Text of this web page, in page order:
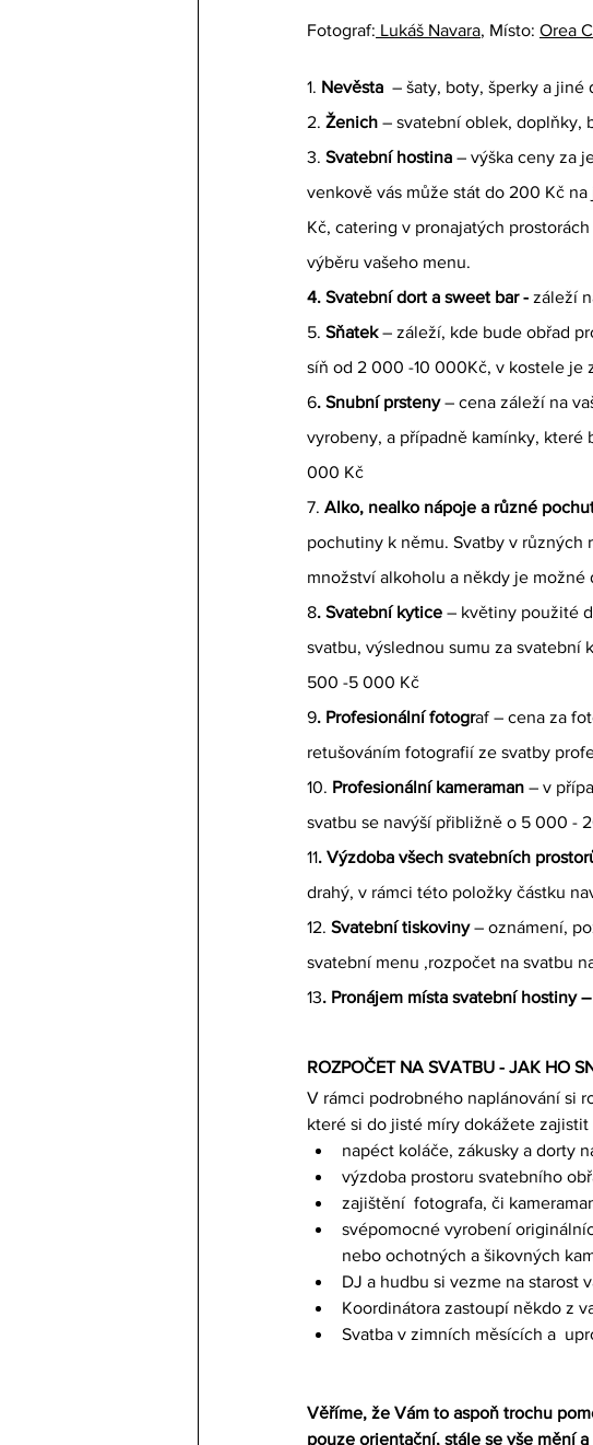
Fotograf: Lukáš Navara, Místo: Orea
1. Nevěsta – šaty, boty, šperky a
2. Ženich – svatební oblek, doplňky,
3. Svatební hostina – výška ceny za
venkově vás může stát do 200 Kč
Kč, catering v pronajatých
výběru vašeho menu.
4. Svatební dort a sweet bar - záleží
5. Sňatek – záleží, kde bude obřad
síň od 2 000 -10 000Kč, v kostele je
6. Snubní prsteny – cena záleží na
vyrobeny, a případně kamínky, které
000 Kč
7. Alko, nealko nápoje a různé
pochutiny k němu. Svatby v různých
množství alkoholu a někdy je
8. Svatební kytice – květiny použité
svatbu, výslednou sumu za svatební
500 -5 000 Kč
9. Profesionální fotograf – cena za
retušováním fotografií ze svatby
10. Profesionální kameraman – v
svatbu se navýší přibližně o 5 000 -
11. Výzdoba všech svatebních
drahý, v rámci této položky částku
12. Svatební tiskoviny – oznámení,
svatební menu ,rozpočet na svatbu
13. Pronájem místa svatební hostiny –
ROZPOČET NA SVATBU - JAK HO
V rámci podrobného naplánování si
které si do jisté míry dokážete zajistit
napéct koláče, zákusky a dorty
výzdoba prostoru svatebního
zajištění  fotografa, či
svépomocné vyrobení
nebo ochotných a šikovných
DJ a hudbu si vezme na starost
Koordinátora zastoupí někdo z
Svatba v zimních měsících a
Věříme, že Vám to aspoň trochu
pouze orientační, stále se vše mění